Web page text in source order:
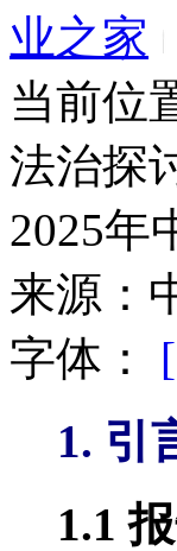
业之家
当前位
法治探
2025年
来源：
字体：
1. 引
1.1 报